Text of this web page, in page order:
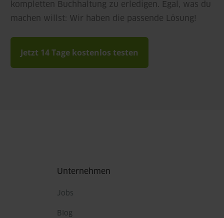
kompletten Buchhaltung zu erledigen. Egal, was du
machen willst: Wir haben die passende Lösung!
Jetzt 14 Tage kostenlos testen
Unternehmen
Jobs
Blog